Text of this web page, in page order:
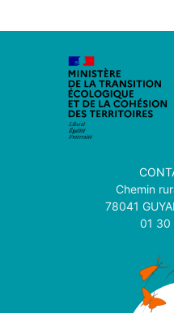
Chemin
78041
01 30